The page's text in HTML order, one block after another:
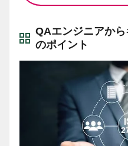
QAエンジニアか
のポイント